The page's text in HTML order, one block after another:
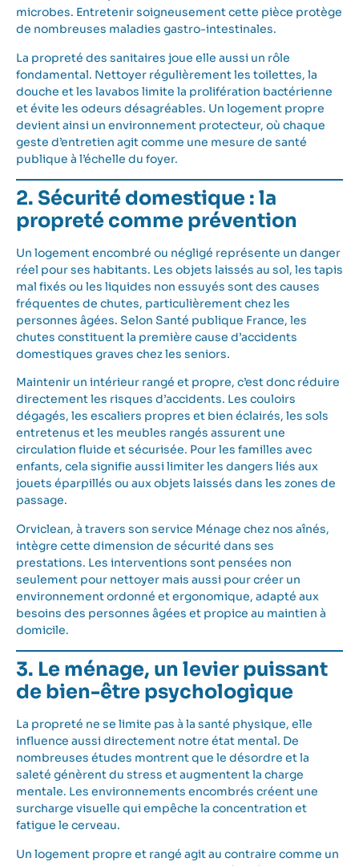
microbes. Entretenir soigneusement cette pièce protège
de nombreuses maladies gastro-intestinales.
La propreté des sanitaires joue elle aussi un rôle
fondamental. Nettoyer régulièrement les toilettes, la
douche et les lavabos limite la prolifération bactérienne
et évite les odeurs désagréables. Un logement propre
devient ainsi un environnement protecteur, où chaque
geste d’entretien agit comme une mesure de santé
publique à l’échelle du foyer.
2. Sécurité domestique : la
propreté comme prévention
Un logement encombré ou négligé représente un danger
réel pour ses habitants. Les objets laissés au sol, les tapis
mal fixés ou les liquides non essuyés sont des causes
fréquentes de chutes, particulièrement chez les
personnes âgées. Selon Santé publique France, les
chutes constituent la première cause d’accidents
domestiques graves chez les seniors.
Maintenir un intérieur rangé et propre, c’est donc réduire
directement les risques d’accidents. Les couloirs
dégagés, les escaliers propres et bien éclairés, les sols
entretenus et les meubles rangés assurent une
circulation fluide et sécurisée. Pour les familles avec
enfants, cela signifie aussi limiter les dangers liés aux
jouets éparpillés ou aux objets laissés dans les zones de
passage.
Orviclean, à travers son service Ménage chez nos aînés,
intègre cette dimension de sécurité dans ses
prestations. Les interventions sont pensées non
seulement pour nettoyer mais aussi pour créer un
environnement ordonné et ergonomique, adapté aux
besoins des personnes âgées et propice au maintien à
domicile.
3. Le ménage, un levier puissant
de bien-être psychologique
La propreté ne se limite pas à la santé physique, elle
influence aussi directement notre état mental. De
nombreuses études montrent que le désordre et la
saleté génèrent du stress et augmentent la charge
mentale. Les environnements encombrés créent une
surcharge visuelle qui empêche la concentration et
fatigue le cerveau.
Un logement propre et rangé agit au contraire comme un